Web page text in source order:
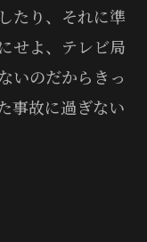
たり、それに準
せよ、テレビ局
いのだからきっ
事故に過ぎない